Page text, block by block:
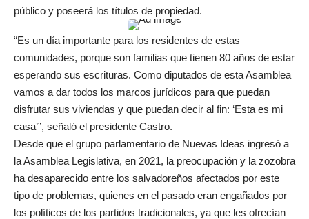
público y poseerá los títulos de propiedad.
“Es un día importante para los residentes de estas
comunidades, porque son familias que tienen 80 años de estar
esperando sus escrituras. Como diputados de esta Asamblea
vamos a dar todos los marcos jurídicos para que puedan
disfrutar sus viviendas y que puedan decir al fin: ‘Esta es mi
casa’”, señaló el presidente Castro.
Desde que el grupo parlamentario de Nuevas Ideas ingresó a
la Asamblea Legislativa, en 2021, la preocupación y la zozobra
ha desaparecido entre los salvadoreños afectados por este
tipo de problemas, quienes en el pasado eran engañados por
los políticos de los partidos tradicionales, ya que les ofrecían